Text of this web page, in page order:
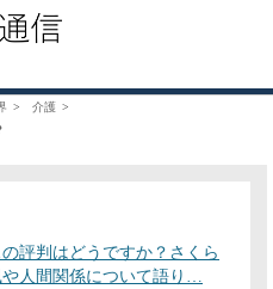
介護
評判はどうですか？さくら
人間関係について語り…